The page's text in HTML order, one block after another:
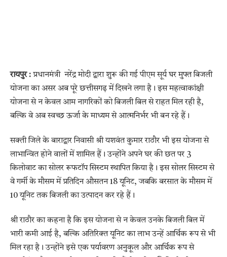
रायपुर : प्रधानमंत्री नरेंद्र मोदी द्वारा शुरू की गई पीएम सूर्य घर मुफ्त बिजली
योजना का असर अब पूरे छत्तीसगढ़ में दिखने लगा है। इस महत्वाकांक्षी
योजना से न केवल आम नागरिकों को बिजली बिल से राहत मिल रही है,
बल्कि वे अब स्वच्छ ऊर्जा के माध्यम से आत्मनिर्भर भी बन रहे हैं।
सक्ती जिले के बाराद्वार निवासी श्री यशवंत कुमार राठौर भी इस योजना से
लाभान्वित होने वालों में शामिल हैं। उन्होंने अपने घर की छत पर 3
किलोवाट का सोलर रूफटॉप सिस्टम स्थापित किया है। इस सोलर सिस्टम से
वे गर्मी के मौसम में प्रतिदिन औसतन 18 यूनिट, जबकि बरसात के मौसम में
10 यूनिट तक बिजली का उत्पादन कर रहे हैं।
श्री राठौर का कहना है कि इस योजना से न केवल उनके बिजली बिल में
भारी कमी आई है, बल्कि अतिरिक्त यूनिट का लाभ उन्हें आर्थिक रूप से भी
मिल रहा है। उन्होंने इसे एक पर्यावरण अनुकूल और आर्थिक रूप से